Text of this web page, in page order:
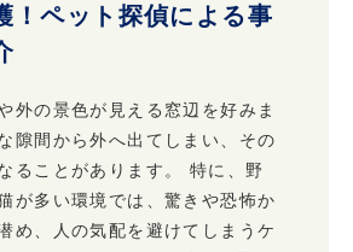
！ペット探偵による事
外の景色が見える窓辺を好みま
隙間から外へ出てしまい、その
ることがあります。 特に、野
が多い環境では、驚きや恐怖か
め、人の気配を避けてしまうケ